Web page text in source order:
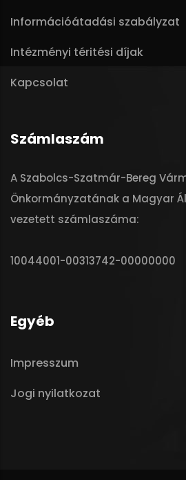
Információátadási szabályzat
Intézményi téritési díjak
Kapcsolat
Számlaszám
A Szabolcs-Szatmár-Bereg
Önkormányzatának a Magyar
vezetett számlaszáma:
10044001-00313742-00000000
Egyéb
Impresszum
Jogi nyilatkozat